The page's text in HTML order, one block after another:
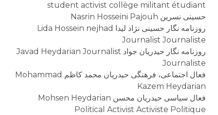
student activist collège militant étudiant
حسینی نسرین Nasrin Hosseini Pajouh
روزنامه نگار حسینی نژاد لیدا Lida Hossein nejhad
Journalist Journaliste
روزنامه نگار حیدریان جواد Javad Heydarian Journalist
Journaliste
فعال اجتماعی، فرهنگی حیدریان محمد کاظم Mohammad
Kazem Heydarian
فعال سیاسی حیدریان محسن Mohsen Heydarian
Political Activist Activiste Politique